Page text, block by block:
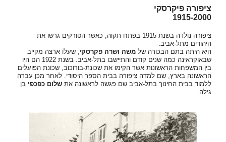
ציפורה פיקרסקי
1915-2000
ציפורה נולדה בשנת1915 בפתח-תקוה, כאשר הטורקים גרשו את
היהודים מתל-אביב.
היא היתה בתם הבכורה של משה ושרה פקרסקי, שעלו ארצה מקייב
שבאוקראינה כמה שנים קודם והתיישבו בתל-אביב. בשנת1922 הם היו
בין המשפחות הראשונות אשר הקימו את שכונת-בורוכוב, שכונת הפועלים
הראשונה בארץ, שם למדה ציפורה בבית הספר היסודי. לאחר מכן עברה
ללמוד בבית החינוך בתל-אביב שם פגשה לראשונה את שלום כפכפי בן
גילה.